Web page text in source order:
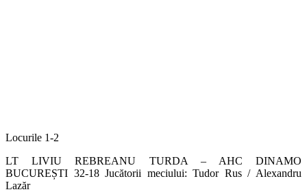
Locurile 1-2
LT LIVIU REBREANU TURDA – AHC DINAMO
BUCUREȘTI 32-18 Jucătorii meciului: Tudor Rus / Alexandru
Lazăr